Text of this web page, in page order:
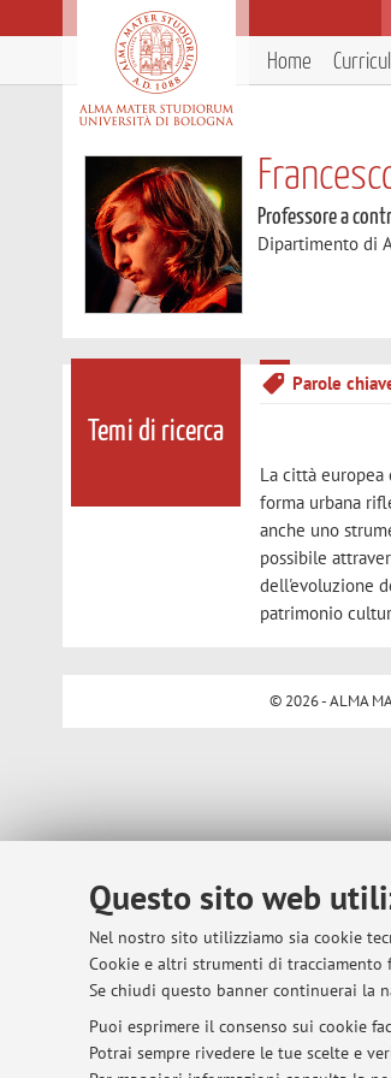
Questo sito web
Nel nostro sito utilizziamo sia cookie
Cookie e altri strumenti di
Se chiudi questo banner continuerai la
Puoi esprimere il consenso sui cookie
Potrai sempre rivedere le tue scelte e
Home
Professore a
Dipartimento di
Temi di ricerca
Parole
La città
forma urbana
anche uno
possibile
dell'evoluzione
patrimonio
© 2026 - ALMA